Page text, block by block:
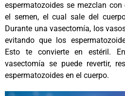
espermatozoides se mezclan
el semen, el cual sale del
Durante una vasectomía, los
evitando que los
Esto te convierte en estéril.
vasectomía se puede revertir,
espermatozoides en el cuerpo.